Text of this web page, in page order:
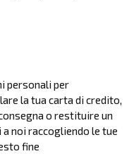
personali per
la tua carta di credito,
o restituire un
noi raccogliendo le tue
fine